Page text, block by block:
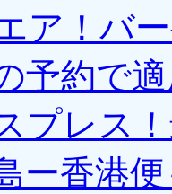
ア！バ
予約で
プレス
ー香港